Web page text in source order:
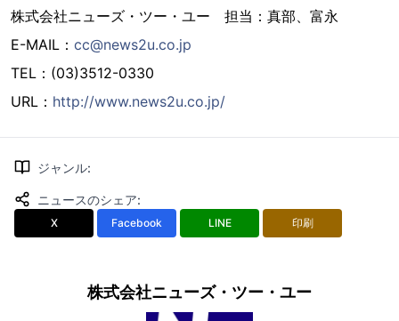
株式会社ニューズ・ツー・ユー 担当：真部、富永
E-MAIL： cc@news2u.co.jp
TEL：(03)3512-0330
URL： http://www.news2u.co.jp/
ジャンル:
ニュースのシェア:
X Facebook LINE 印刷
株式会社ニューズ・ツー・ユー